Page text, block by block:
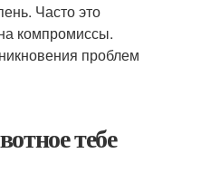
Часто это
компромиссы.
проблем
тебе